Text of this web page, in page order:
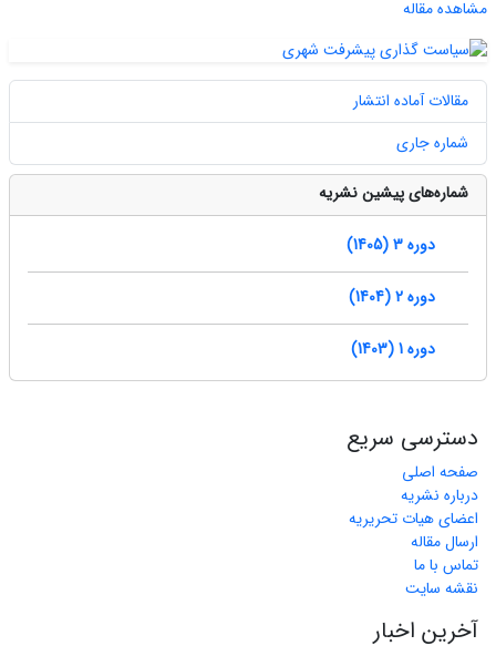
مشاهده مقاله
مقالات آماده انتشار
شماره جاری
شماره‌های پیشین نشریه
دوره 3 (1405)
دوره 2 (1404)
دوره 1 (1403)
دسترسی سریع
صفحه اصلی
درباره نشریه
اعضای هیات تحریریه
ارسال مقاله
تماس با ما
نقشه سایت
آخرین اخبار